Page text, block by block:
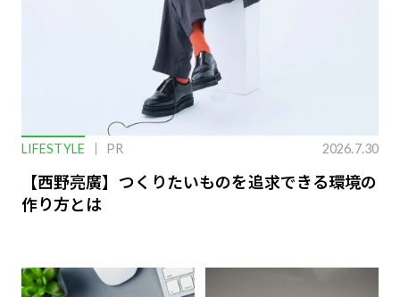
LIFESTYLE PR 2026.7.30
【西野亮廣】つくりたいものを追求できる環境の
作り方とは